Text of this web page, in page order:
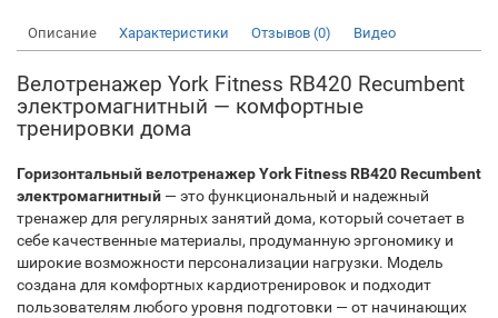
Описание Характеристики Отзывов (0) Видео
Велотренажер York Fitness RB420 Recumbent
электромагнитный — комфортные
тренировки дома
Горизонтальный велотренажер York Fitness RB420 Recumbent
электромагнитный — это функциональный и надежный
тренажер для регулярных занятий дома, который сочетает в
себе качественные материалы, продуманную эргономику и
широкие возможности персонализации нагрузки. Модель
создана для комфортных кардиотренировок и подходит
пользователям любого уровня подготовки — от начинающих